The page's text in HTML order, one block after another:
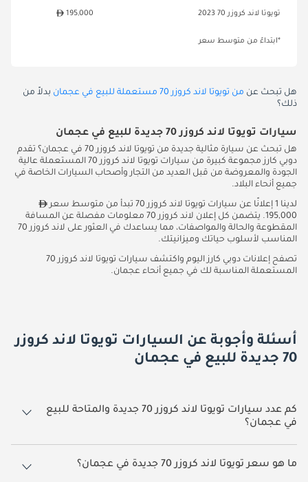
تويوتا لاند كروزر 70 2023 195,000
*ابتداءً من متوسط سعر
هل تبحث عن من تويوتا لاند كروزر 70 مستعملة للبيع في عجمان
بدلاً من
ذلك؟
سيارات تويوتا لاند كروزر 70 جديدة للبيع في عجمان
هل تبحث عن سيارة مثالية جديدة من تويوتا لاند كروزر 70 في عجمان؟ تقدم
دوبي كارز مجموعة كبيرة من سيارات تويوتا لاند كروزر 70 المستعملة عالية
الجودة والمعروضة من قبل العديد من التجار وأصحاب السيارات الخاصة في
جميع أنحاء البلاد.
لدينا 1 إعلانًا عن سيارات تويوتا لاند كروزر 70 تبدأ من متوسط سعر
195,000. يتضمن كل إعلان لاند كروزر 70 معلومات مفصلة عن المسافة
المقطوعة والحالة والمواصفات، مما يساعدك في العثور على لاند كروزر 70
المناسب لأسلوب حياتك وميزانيتك.
تصفح إعلانات دوبي كارز اليوم واكتشف سيارات تويوتا لاند كروزر 70
المستعملة المناسبة لك في جميع أنحاء عجمان.
أسئلة وأجوبة عن السيارات تويوتا لاند كروزر
70 جديدة للبيع في عجمان
كم عدد سيارات تويوتا لاند كروزر 70 جديدة والمتاحة للبيع
في عجمان؟
1 سيارة تويوتا لاند كروزر 70 جديدة متوفرة للبيع في عجمان.
ما هو سعر تويوتا لاند كروزر 70 جديدة في عجمان؟